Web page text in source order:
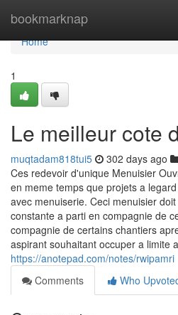
bookmarknap
Home
Home
1
Le meilleur cote
muqtadam818tui5 302 days ago
Ces redevoir d'unique Menuisier
en meme temps que projets a
avec menuiserie. Ceci menuisier
constante a parti en compagnie de
compagnie de certains chantiers
aspirant souhaitant occuper a limite
https://anotepad.com/notes/rwipamri
Comments
Who